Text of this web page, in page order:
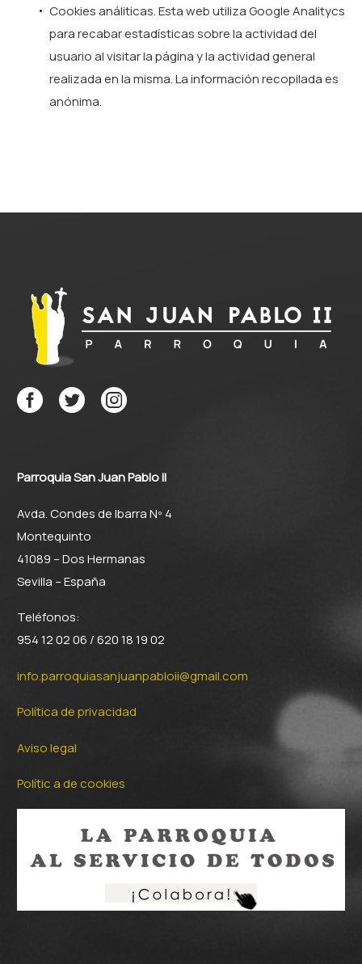
Cookies análiticas. Esta web utiliza Google Analitycs
para recabar estadísticas sobre la actividad del
usuario al visitar la página y la actividad general
realizada en la misma. La información recopilada es
anónima.
Parroquia San Juan Pablo II
Avda. Condes de Ibarra Nº 4
Montequinto
41089 – Dos Hermanas
Sevilla – España
Teléfonos:
954 12 02 06 / 620 18 19 02
info.parroquiasanjuanpabloii@gmail.com
Política de privacidad
Aviso legal
Polític a de cookies